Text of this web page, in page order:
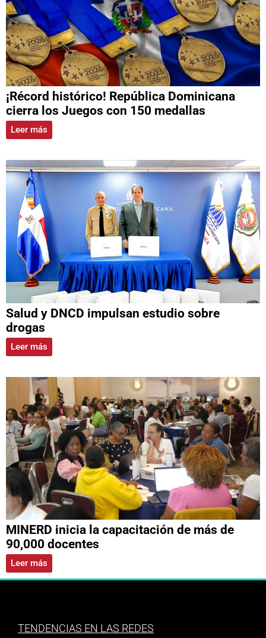
¡Récord histórico! República Dominicana
cierra los Juegos con 150 medallas
Leer más
Salud y DNCD impulsan estudio sobre
drogas
Leer más
MINERD inicia la capacitación de más de
90,000 docentes
Leer más
TENDENCIAS EN LAS REDES